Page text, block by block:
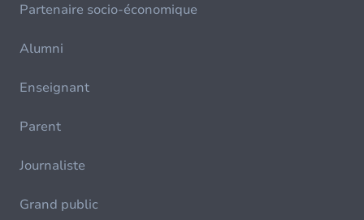
Partenaire socio-économique
Alumni
Enseignant
Parent
Journaliste
Grand public